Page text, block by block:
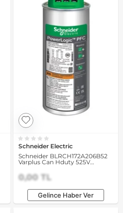
Schneider Electric
Schneider BLRCH172A206B52
Varplus Can Hduty 525V
17.2/20.6 kVAR 50/60Hz
Kondansatör
0,00 TL
Gelince Haber Ver